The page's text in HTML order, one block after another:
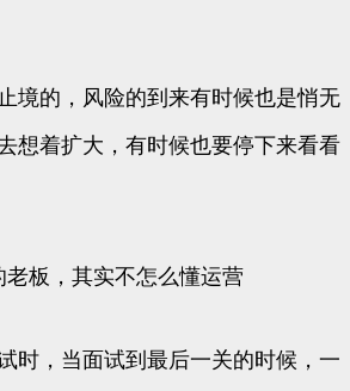
境的，风险的到来有时候也是悄无
想着扩大，有时候也要停下来看看
板，其实不怎么懂运营
时，当面试到最后一关的时候，一